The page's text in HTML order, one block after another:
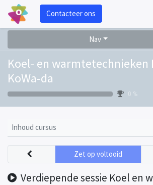
Contacteer ons
Nav
Koel- en warmtetechnieken
KoWa-da
0 %
Inhoud cursus
Verdiepende sessie Koel en
Zet op voltooid